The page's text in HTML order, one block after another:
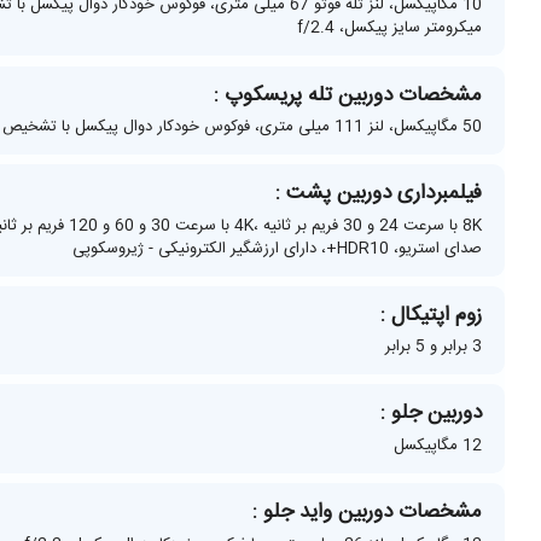
میکرومتر سایز پیکسل، f/2.4
مشخصات دوربین تله پریسکوپ :
50 مگاپیکسل، لنز 111 میلی‌ متری، فوکوس خودکار دوال پیکسل با تشخیص فاز، لرزش‌ گیر اپتیکال تصویر، بزرگ‌ نمایی اپتیکال 5 برابر، f/3.4
فیلمبرداری دوربین پشت :
صدای استریو، HDR10+، دارای ارزشگیر الکترونیکی - ژیروسکوپی
زوم اپتیکال :
3 برابر و 5 برابر
دوربین جلو :
12 مگاپیکسل
مشخصات دوربین واید جلو :